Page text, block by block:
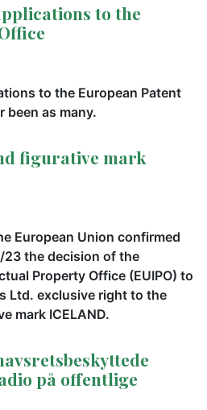
to the
to the European Patent
been as many.
figurative mark
European Union confirmed
23 the decision of the
Property Office (EUIPO) to
Ltd. exclusive right to the
mark ICELAND.
på offentlige